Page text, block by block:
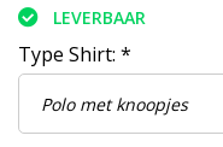
LEVERBAAR
Type Shirt: *